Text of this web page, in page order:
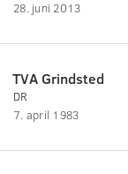
28. juni 2013
TVA Grindsted
DR
7. april 1983